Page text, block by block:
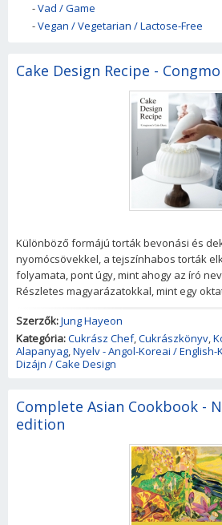
-Vad / Game
-Vegan / Vegetarian / Lactose-Free
Cake Design Recipe -
Különböző formájú torták bevonási és
nyomócsövekkel, a tejszínhabos torták
folyamata, pont úgy, mint ahogy az író
Részletes magyarázatokkal, mint egy
Szerzők:Jung Hayeon
Kategória:Cukrász Chef,Cukrászkönyv,
Alapanyag,Nyelv - Angol-Koreai /
Dizájn / Cake Design
Complete Asian Cookbook -
edition